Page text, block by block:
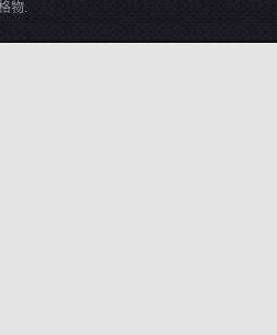
物.